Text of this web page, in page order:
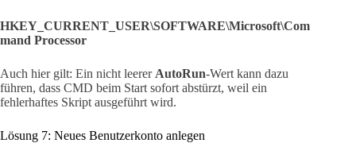
HKEY_CURRENT_USER\SOFTWARE\Microsoft\Com
mand Processor
Auch hier gilt: Ein nicht leerer AutoRun-Wert kann dazu
führen, dass CMD beim Start sofort abstürzt, weil ein
fehlerhaftes Skript ausgeführt wird.
Lösung 7: Neues Benutzerkonto anlegen